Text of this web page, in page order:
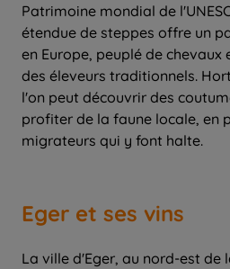
Patrimoine mondial de
étendue de steppes offre un
en Europe, peuplé de
des éleveurs traditionnels.
l'on peut découvrir des
profiter de la faune locale, en
migrateurs qui y font halte.
Eger et ses vins
La ville d'Eger, au nord-est de